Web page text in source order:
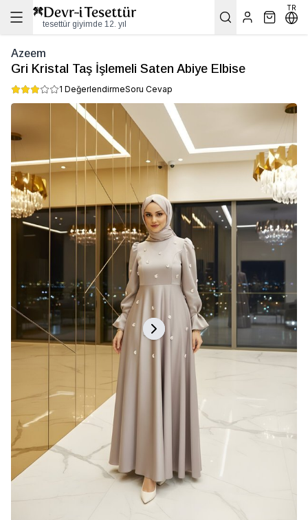
tesettür giyimde 12. yıl
TR
Azeem
Gri Kristal Taş İşlemeli Saten Abiye Elbise
1 DeğerlendirmeSoru Cevap